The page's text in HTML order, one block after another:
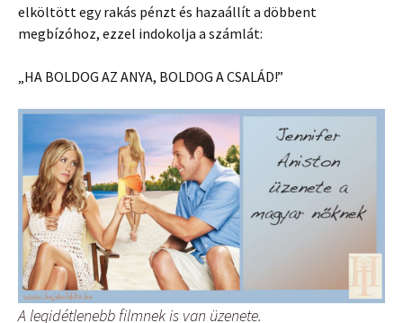
elköltött egy rakás pénzt és hazaállít a döbbent
megbízóhoz, ezzel indokolja a számlát:
„HA BOLDOG AZ ANYA, BOLDOG A CSALÁD!”
A legidétlenebb filmnek is van üzenete.